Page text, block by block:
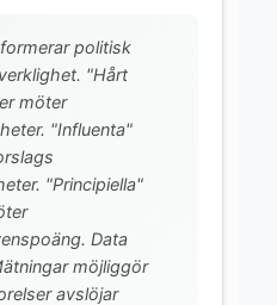
politisk
"Hårt
möter
"Influenta"
"Principiella"
Data
möjliggör
avslöjar